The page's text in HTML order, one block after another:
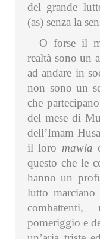
del grande
(as) senza la
O forse il
realtà sono un
ad andare in
non sono un
che
del mese di
dell’Imam
il loro mawla
questo che le
hanno un
lutto
pomeriggio e